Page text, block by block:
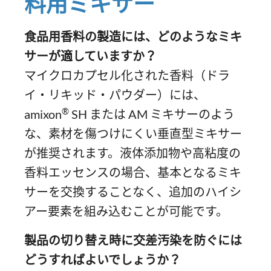
食品用香料の製造には、どのようなミキ
サーが適していますか？
マイクロカプセル化された香料（ドラ
イ・リキッド・パウダー）には、
amixon® SH または AM ミキサーのよう
な、素材を傷つけにくい垂直型ミキサー
が推奨されます。液体添加物や高粘度の
香料エッセンスの場合、基本となるミキ
サーを交換することなく、追加のハイシ
アー要素を組み込むことが可能です。
製品の切り替え時に交差汚染を防ぐには
どうすればよいでしょうか？